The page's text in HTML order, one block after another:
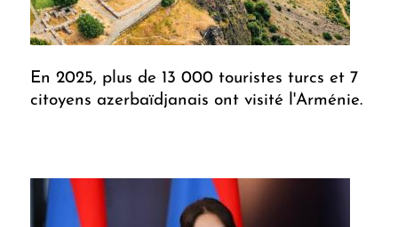
En 2025, plus de 13 000 touristes turcs et 7
citoyens azerbaïdjanais ont visité l'Arménie.